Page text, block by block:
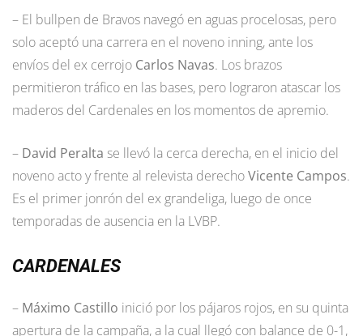
– El bullpen de Bravos navegó en aguas procelosas, pero
solo aceptó una carrera en el noveno inning, ante los
envíos del ex cerrojo Carlos Navas. Los brazos
permitieron tráfico en las bases, pero lograron atascar los
maderos del Cardenales en los momentos de apremio.
– David Peralta se llevó la cerca derecha, en el inicio del
noveno acto y frente al relevista derechoVicente Campos.
Es el primer jonrón del ex grandeliga, luego de once
temporadas de ausencia en la LVBP.
CARDENALES
– Máximo Castillo inició por los pájaros rojos, en su quinta
apertura de la campaña, a la cual llegó con balance de 0-1,